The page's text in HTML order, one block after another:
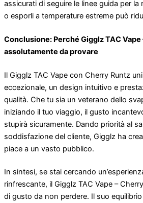
assicurati di seguire le linee guida per la
o esporli a temperature estreme può
Conclusione: Perché Gigglz TAC Vape
assolutamente da provare
Il Gigglz TAC Vape con Cherry Runtz
eccezionale, un design intuitivo e
qualità. Che tu sia un veterano dello
iniziando il tuo viaggio, il gusto
stupirà sicuramente. Dando priorità al
soddisfazione del cliente, Gigglz ha
piace a un vasto pubblico.
In sintesi, se stai cercando
rinfrescante, il Gigglz TAC Vape –
di gusto da non perdere. Il suo